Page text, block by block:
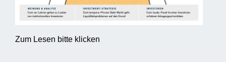
Zum Lesen bitte klicken